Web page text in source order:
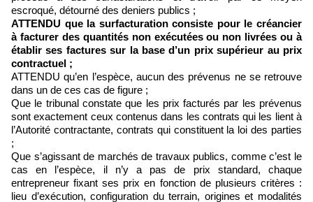
escroqué, détourné des deniers publics ;
ATTENDU que la surfacturation consiste pour le créancier
à facturer des quantités non exécutées ou non livrées ou à
établir ses factures sur la base d’un prix supérieur au prix
contractuel ;
ATTENDU qu’en l’espèce, aucun des prévenus ne se retrouve
dans un de ces cas de figure ;
Que le tribunal constate que les prix facturés par les prévenus
sont exactement ceux contenus dans les contrats qui les lient à
l’Autorité contractante, contrats qui constituent la loi des parties
;
Que s’agissant de marchés de travaux publics, comme c’est le
cas en l’espèce, il n’y a pas de prix standard, chaque
entrepreneur fixant ses prix en fonction de plusieurs critères :
lieu d’exécution, configuration du terrain, origines et modalités